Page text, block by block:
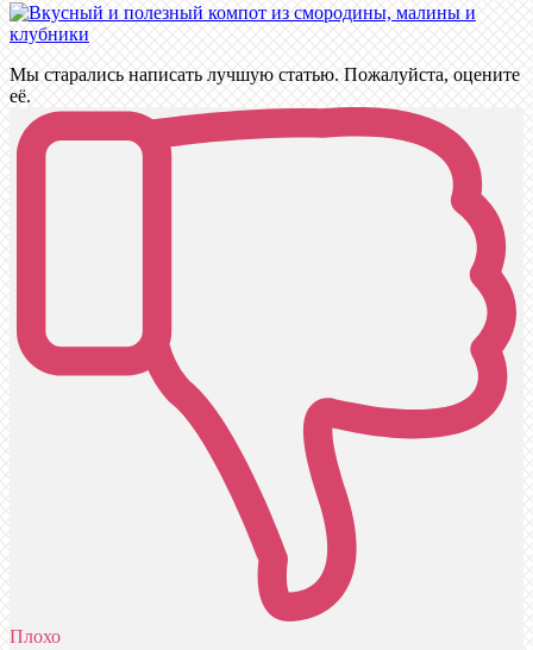
Мы старались написать лучшую статью. Пожалуйста, оцените
её.
Плохо